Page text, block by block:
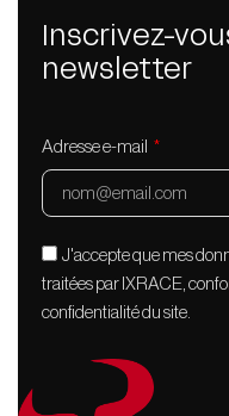
Inscrivez-
newsletter
Adresse e-mail
J'accepte que mes
traitées par IXRACE,
confidentialité du site.